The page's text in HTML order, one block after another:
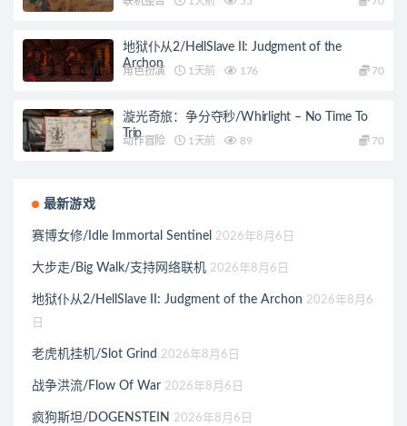
地狱仆从2/HellSlave II: Judgment of the
Archon
角色扮演 1天前 176 70
漩光奇旅：争分夺秒/Whirlight – No Time To
Trip
动作冒险 1天前 89 70
最新游戏
赛博女修/Idle Immortal Sentinel 2026年8月6日
大步走/Big Walk/支持网络联机 2026年8月6日
地狱仆从2/HellSlave II: Judgment of the Archon 2026年8月6
日
老虎机挂机/Slot Grind 2026年8月6日
战争洪流/Flow Of War 2026年8月6日
疯狗斯坦/DOGENSTEIN 2026年8月6日